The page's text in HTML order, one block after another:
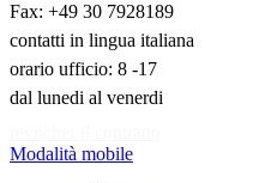
Fax: +49 30 7928189
contatti in lingua italiana
orario ufficio: 8 -17
dal lunedi al venerdi
Modalità mobile